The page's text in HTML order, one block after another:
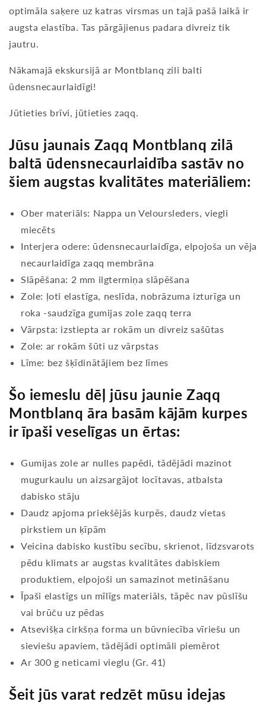
optimāla saķere uz katras virsmas un tajā pašā laikā ir
augsta elastība. Tas pārgājienus padara divreiz tik
jautru.
Nākamajā ekskursijā ar Montblanq zili balti
ūdensnecaurlaidīgi!
Jūtieties brīvi, jūtieties zaqq.
Jūsu jaunais Zaqq Montblanq zilā
baltā ūdensnecaurlaidība sastāv no
šiem augstas kvalitātes materiāliem:
Ober materiāls: Nappa un Veloursleders, viegli
miecēts
Interjera odere: ūdensnecaurlaidīga, elpojoša un vēja
necaurlaidīga zaqq membrāna
Slāpēšana: 2 mm ilgtermiņa slāpēšana
Zole: ļoti elastīga, neslīda, nobrāzuma izturīga un
roka -saudzīga gumijas zole zaqq terra
Vārpsta: izstiepta ar rokām un divreiz sašūtas
Zole: ar rokām šūti uz vārpstas
Līme: bez šķīdinātājiem bez līmes
Šo iemeslu dēļ jūsu jaunie Zaqq
Montblanq āra basām kājām kurpes
ir īpaši veselīgas un ērtas:
Gumijas zole ar nulles papēdi, tādējādi mazinot
mugurkaulu un aizsargājot locītavas, atbalsta
dabisko stāju
Daudz apjoma priekšējās kurpēs, daudz vietas
pirkstiem un ķīpām
Veicina dabisko kustību secību, skrienot, līdzsvarots
pēdu klimats ar augstas kvalitātes dabiskiem
produktiem, elpojoši un samazinot metināšanu
Īpaši elastīgs un mīlīgs materiāls, tāpēc nav pūslīšu
vai brūču uz pēdas
Atsevišķa cirkšņa forma un būvniecība vīriešu un
sieviešu apaviem, tādējādi optimāli piemērot
Ar 300 g neticami vieglu (Gr. 41)
Šeit jūs varat redzēt mūsu idejas